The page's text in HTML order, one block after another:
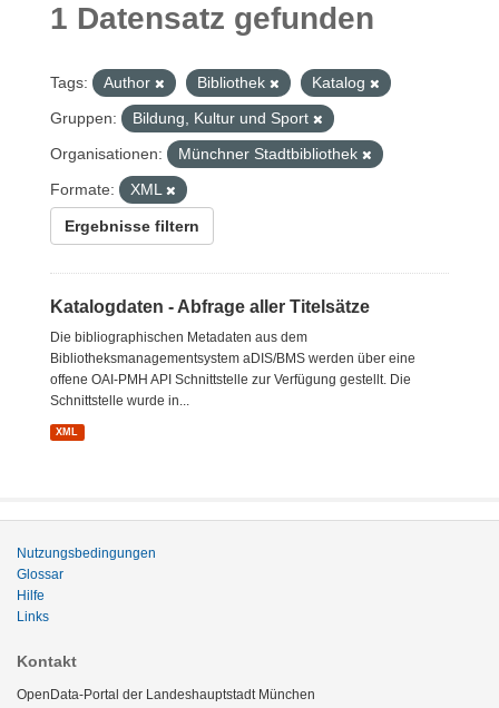
1 Datensatz gefunden
Tags: Author Bibliothek
Katalog
Gruppen:
Bildung, Kultur und Sport
Organisationen:
Münchner Stadtbibliothek
Formate:
XML
Ergebnisse filtern
Katalogdaten - Abfrage aller Titelsätze
Die bibliographischen Metadaten aus dem
Bibliotheksmanagementsystem aDIS/BMS werden über eine
offene OAI-PMH API Schnittstelle zur Verfügung gestellt. Die
Schnittstelle wurde in...
XML
Nutzungsbedingungen
Glossar
Hilfe
Links
Kontakt
OpenData-Portal der Landeshauptstadt München